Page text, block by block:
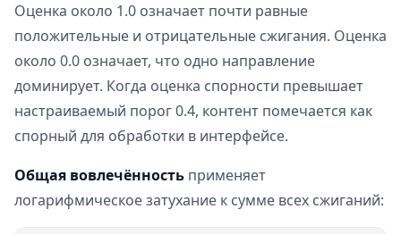
Оценка около 1.0 означает почти равные
положительные и отрицательные сжигания. Оценка
около 0.0 означает, что одно направление
доминирует. Когда оценка спорности превышает
настраиваемый порог 0.4, контент помечается как
спорный для обработки в интерфейсе.
Общая вовлечённость применяет
логарифмическое затухание к сумме всех сжиганий: